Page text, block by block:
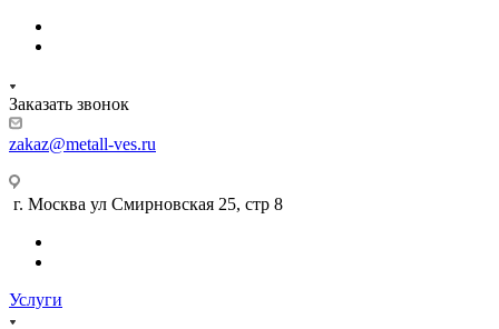
Заказать звонок
zakaz@metall-ves.ru
г. Москва ул Смирновская 25, стр 8
Услуги